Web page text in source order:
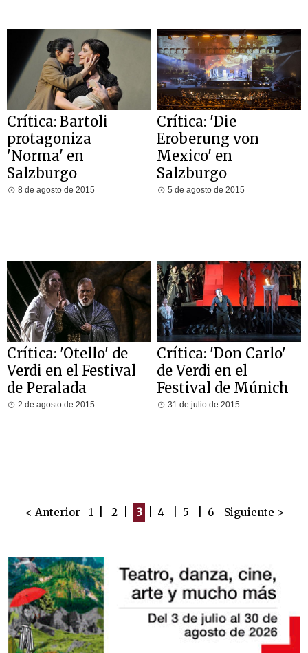
Crítica: Bartoli
protagoniza
'Norma' en
Salzburgo
8 de agosto de 2015
Crítica: 'Die
Eroberung von
Mexico' en
Salzburgo
5 de agosto de 2015
Crítica: 'Otello' de
Verdi en el Festival
de Peralada
2 de agosto de 2015
Crítica: 'Don Carlo'
de Verdi en el
Festival de Múnich
31 de julio de 2015
< Anterior 1 2 3 4 5 6 Siguiente >